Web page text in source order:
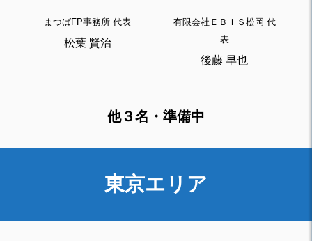
まつばFP事務所 代表
松葉 賢治
有限会社ＥＢＩＳ松岡 代
表
後藤 早也
他３名・準備中
東京エリア